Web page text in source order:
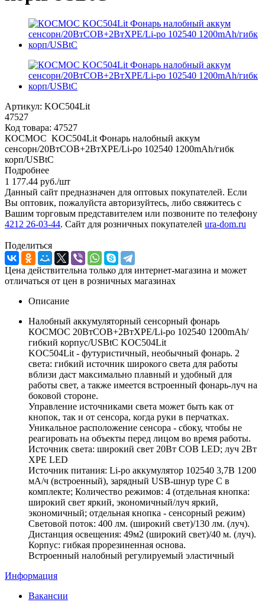
Артикул: KOC504Lit
47527
Код товара: 47527
КОСМОС KOC504Lit Фонарь налобный аккум
сенсорн/20ВтCOB+2ВтXPE/Li-po 102540 1200mAh/гибк
корп/USBtC
Подробнее
1 177.44 руб./шт
Данный сайт предназначен для оптовых покупателей. Если
Вы оптовик, пожалуйста авторизуйтесь, либо свяжитесь с
Вашим торговым представителем или позвоните по телефону
4212 26-03-44. Сайт для розничных покупателей ura-dom.ru
Поделиться
Цена действительна только для интернет-магазина и может
отличаться от цен в розничных магазинах
Описание
Налобный аккумуляторный сенсорный фонарь
КОСМОС 20ВтCOB+2ВтXPE/Li-po 102540 1200mAh/
гибкий корпус/USBtC KOC504Lit
KOC504Lit - футуристичный, необычный фонарь. 2
света: гибкий источник широкого света для работы
вблизи даст максимально плавный и удобный для
работы свет, а также имеется встроенный фонарь-луч на
боковой стороне.
Управление источниками света может быть как от
кнопок, так и от сенсора, когда руки в перчатках.
Уникальное расположение сенсора - сбоку, чтобы не
реагировать на объекты перед лицом во время работы.
Источник света: широкий свет 20Вт COB LED; луч 2Вт
XPE LED
Источник питания: Li-po аккумулятор 102540 3,7В 1200
мА/ч (встроенный), зарядный USB-шнур type C в
комплекте; Количество режимов: 4 (отдельная кнопка:
широкий свет яркий, экономичный/луч яркий,
экономичный; отдельная кнопка - сенсорный режим)
Световой поток: 400 лм. (широкий свет)/130 лм. (луч).
Дистанция освещения: 49м2 (широкий свет)/40 м. (луч).
Корпус: гибкая прорезиненная основа.
Встроенный налобный регулируемый эластичный
Информация
Вакансии